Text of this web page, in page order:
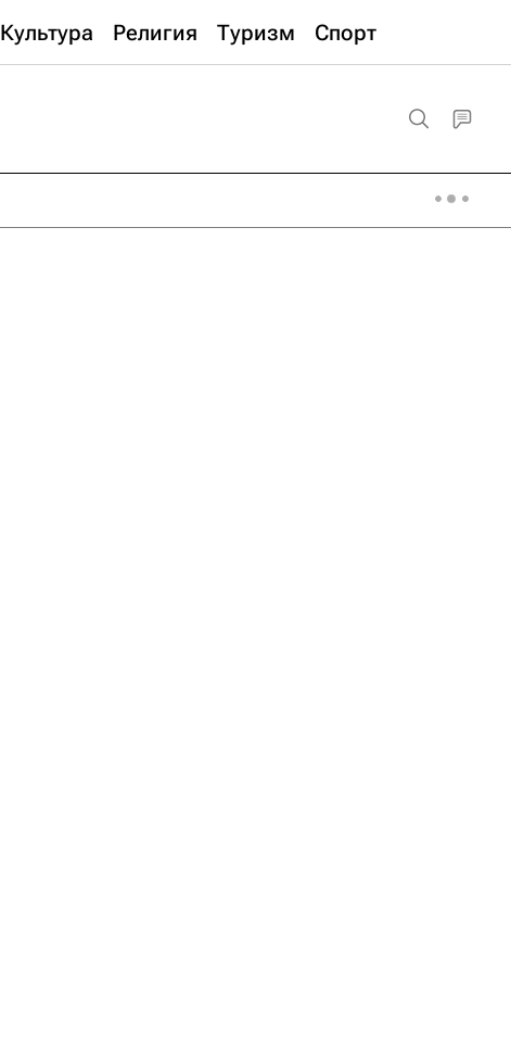
Культура Религия Туризм Спорт